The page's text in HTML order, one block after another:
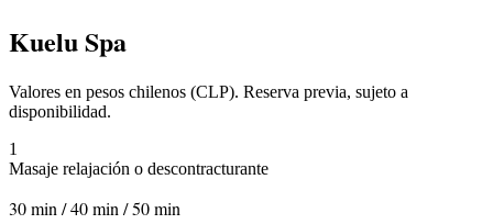
Kuelu Spa
Valores en pesos chilenos (CLP). Reserva previa, sujeto a
disponibilidad.
1
Masaje relajación o descontracturante
30 min / 40 min / 50 min